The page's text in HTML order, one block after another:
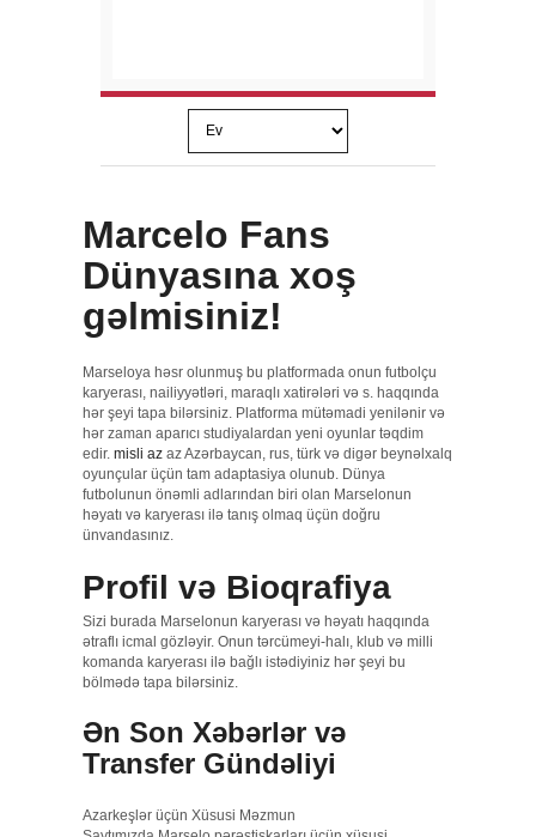
Marcelo Fans
Dünyasına xoş
gəlmisiniz!
Marseloya həsr olunmuş bu platformada onun futbolçu
karyerası, nailiyyətləri, maraqlı xatirələri və s. haqqında
hər şeyi tapa bilərsiniz. Platforma mütəmadi yenilənir və
hər zaman aparıcı studiyalardan yeni oyunlar təqdim
edir. misli az az Azərbaycan, rus, türk və digər beynəlxalq
oyunçular üçün tam adaptasiya olunub. Dünya
futbolunun önəmli adlarından biri olan Marselonun
həyatı və karyerası ilə tanış olmaq üçün doğru
ünvandasınız.
Profil və Bioqrafiya
Sizi burada Marselonun karyerası və həyatı haqqında
ətraflı icmal gözləyir. Onun tərcümeyi-halı, klub və milli
komanda karyerası ilə bağlı istədiyiniz hər şeyi bu
bölmədə tapa bilərsiniz.
Ən Son Xəbərlər və
Transfer Gündəliyi
Azarkeşlər üçün Xüsusi Məzmun